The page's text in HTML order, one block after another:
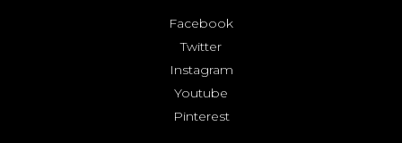
Facebook
Twitter
Instagram
Youtube
Pinterest